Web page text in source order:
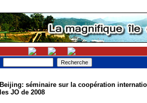
Beijing: séminaire sur la coopération
les JO de 2008